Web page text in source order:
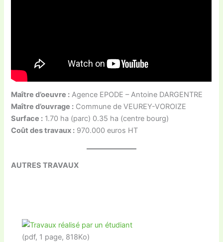
Maître d’oeuvre : Agence EPODE – Antoine DARGENTRE
Maître d’ouvrage : Commune de VEUREY-VOROIZE
Surface : 1.70 ha (parc) 0.35 ha (centre bourg)
Coût des travaux : 970.000 euros HT
AUTRES TRAVAUX
(pdf, 1 page, 818Ko)